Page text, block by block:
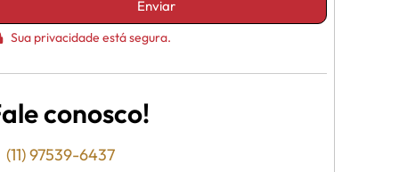
Enviar
Sua privacidade está segura.
conosco!
(11) 97539-6437